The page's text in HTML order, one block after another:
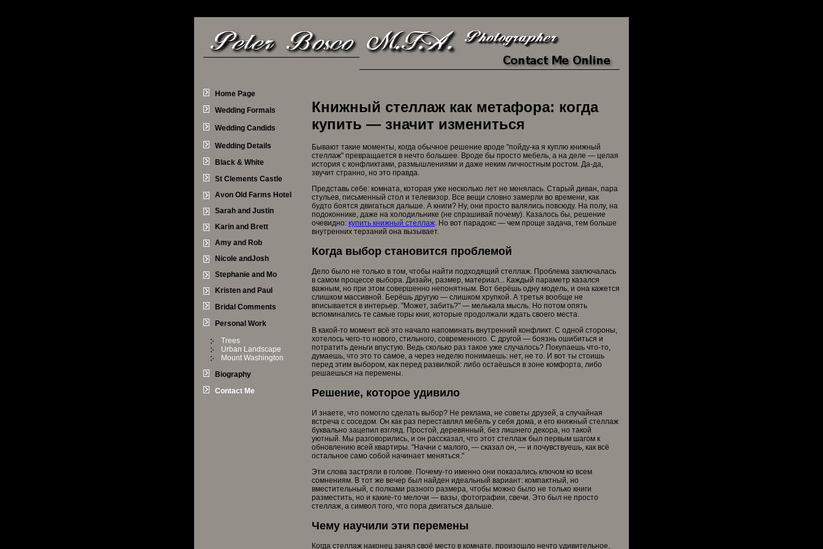
Home Page
Wedding Formals
Wedding Candids
Wedding Details
Black & White
St Clements Castle
Avon Old Farms Hotel
Sarah and Justin
Karin and Brett
Amy and Rob
Nicole andJosh
Stephanie and Mo
Kristen and Paul
Bridal Comments
Personal Work
Trees
Urban Landscape
Mount Washington
Biography
Contact Me
Книжный стеллаж как метафора: когда
купить — значит измениться
Бывают такие моменты, когда обычное решение вроде "пойду-ка я куплю книжный
стеллаж" превращается в нечто большее. Вроде бы просто мебель, а на деле — целая
история с конфликтами, размышлениями и даже неким личностным ростом. Да-да,
звучит странно, но это правда.
Представь себе: комната, которая уже несколько лет не менялась. Старый диван, пара
стульев, письменный стол и телевизор. Все вещи словно замерли во времени, как
будто боятся двигаться дальше. А книги? Ну, они просто валялись повсюду. На полу, на
подоконнике, даже на холодильнике (не спрашивай почему). Казалось бы, решение
очевидно: купить книжный стеллаж. Но вот парадокс — чем проще задача, тем больше
внутренних терзаний она вызывает.
Когда выбор становится проблемой
Дело было не только в том, чтобы найти подходящий стеллаж. Проблема заключалась
в самом процессе выбора. Дизайн, размер, материал... Каждый параметр казался
важным, но при этом совершенно непонятным. Вот берёшь одну модель, и она кажется
слишком массивной. Берёшь другую — слишком хрупкой. А третья вообще не
вписывается в интерьер. "Может, забить?" — мелькала мысль. Но потом опять
вспоминались те самые горы книг, которые продолжали ждать своего места.
В какой-то момент всё это начало напоминать внутренний конфликт. С одной стороны,
хотелось чего-то нового, стильного, современного. С другой — боязнь ошибиться и
потратить деньги впустую. Ведь сколько раз такое уже случалось? Покупаешь что-то,
думаешь, что это то самое, а через неделю понимаешь: нет, не то. И вот ты стоишь
перед этим выбором, как перед развилкой: либо остаёшься в зоне комфорта, либо
решаешься на перемены.
Решение, которое удивило
И знаете, что помогло сделать выбор? Не реклама, не советы друзей, а случайная
встреча с соседом. Он как раз переставлял мебель у себя дома, и его книжный стеллаж
буквально зацепил взгляд. Простой, деревянный, без лишнего декора, но такой
уютный. Мы разговорились, и он рассказал, что этот стеллаж был первым шагом к
обновлению всей квартиры. "Начни с малого, — сказал он, — и почувствуешь, как всё
остальное само собой начинает меняться."
Эти слова застряли в голове. Почему-то именно они показались ключом ко всем
сомнениям. В тот же вечер был найден идеальный вариант: компактный, но
вместительный, с полками разного размера, чтобы можно было не только книги
разместить, но и какие-то мелочи — вазы, фотографии, свечи. Это был не просто
стеллаж, а символ того, что пора двигаться дальше.
Чему научили эти перемены
Когда стеллаж наконец занял своё место в комнате, произошло нечто удивительное.